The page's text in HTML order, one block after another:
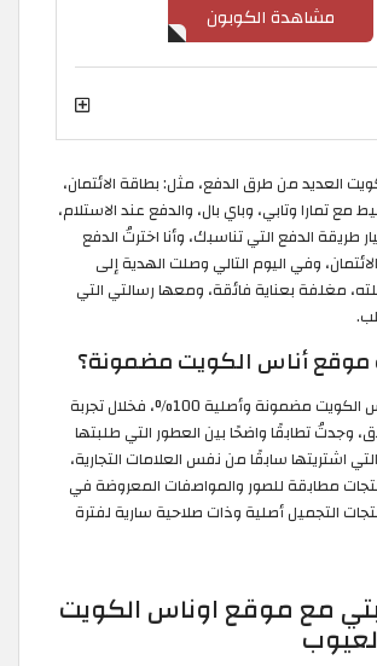
مشاهدة الكوبون
العديد من طرق الدفع، مثل: بطاقة الائتمان،
مع تمارا وتابي، وباي بال، والدفع عند الاستلام،
طريقة الدفع التي تناسبك، وأنا اخترتُ الدفع
وفي اليوم التالي وصلت الهدية إلى
مغلفة بعناية فائقة، ومعها رسالتي التي
أناس الكويت مضمونة؟
نعم، منتجات أناس الكويت مضمونة وأصلية 100%، فخلال تجربة
وجدتُ تطابقًا واضحًا بين العطور التي طلبتها
اشتريتها سابقًا من نفس العلامات التجارية،
مطابقة للصور والمواصفات المعروضة في
التجميل أصلية وذات صلاحية سارية لفترة
مع موقع اوناس الكويت